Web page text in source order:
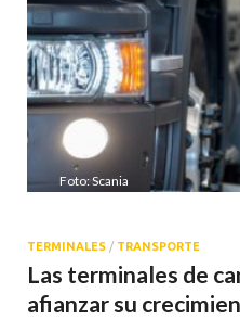
Foto: Scania
TERMINALES / TRANSPORTE
Las terminales de
afianzar su